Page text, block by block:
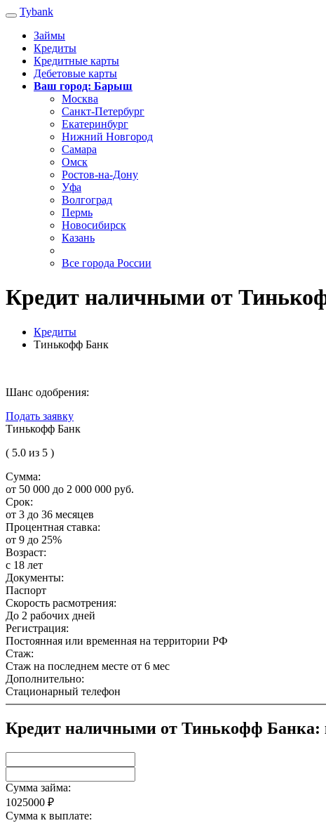
Tybank
Займы
Кредиты
Кредитные карты
Дебетовые карты
Ваш город: Барыш
Москва
Санкт-Петербург
Екатеринбург
Нижний Новгород
Самара
Омск
Ростов-на-Дону
Уфа
Волгоград
Пермь
Новосибирск
Казань
Все города России
Кредит наличными от
Кредиты
Тинькофф Банк
Шанс одобрения:
Подать заявку
Тинькофф Банк
( 5.0 из 5 )
Сумма:
от 50 000 до 2 000 000 руб.
Срок:
от 3 до 36 месяцев
Процентная ставка:
от 9 до 25%
Возраст:
с 18 лет
Документы:
Паспорт
Скорость расмотрения:
До 2 рабочих дней
Регистрация:
Постоянная или временная на территории РФ
Стаж:
Стаж на последнем месте от 6 мес
Дополнительно:
Стационарный телефон
Кредит наличными от Тинькофф Банка:
Сумма займа:
1025000 ₽
Сумма к выплате: